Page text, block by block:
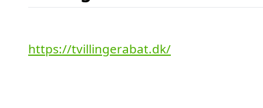
https://tvillingerabat.dk/